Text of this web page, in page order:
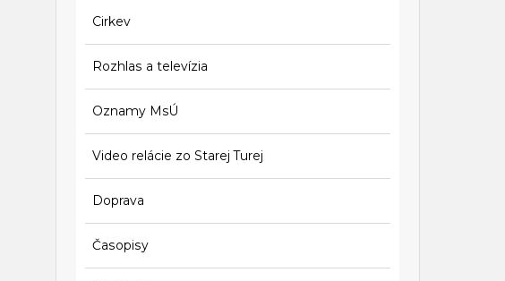
Cirkev
Rozhlas a televízia
Oznamy MsÚ
Video relácie zo Starej Turej
Doprava
Časopisy